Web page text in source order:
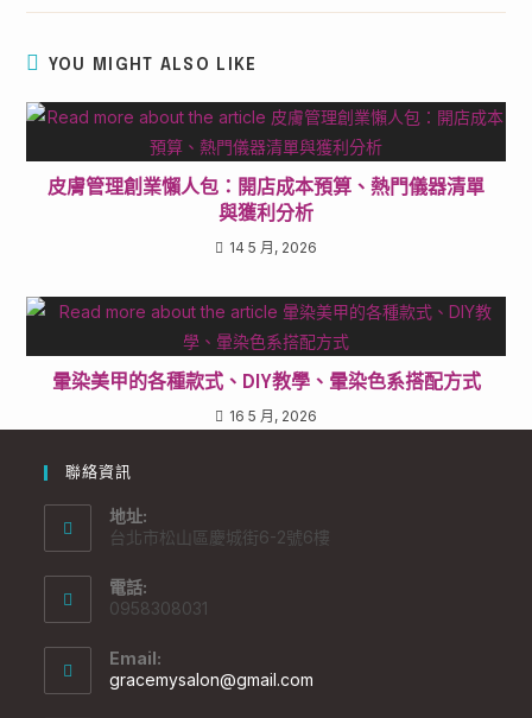
YOU MIGHT ALSO LIKE
皮膚管理創業懶人包：開店成本預算、熱門儀器清單
與獲利分析
14 5 月, 2026
暈染美甲的各種款式、DIY教學、暈染色系搭配方式
16 5 月, 2026
聯絡資訊
地址:
台北市松山區慶城街6-2號6樓
電話:
0958308031
Email:
gracemysalon@gmail.com